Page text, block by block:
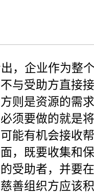
，企业作为整
与受助方直接
则是资源的需
须要做的就是
能有机会接收
，既要收集和
受助者，并要
善组织方应该